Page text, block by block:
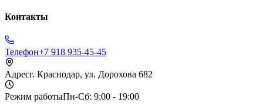
Контакты
Телефон+7 918 935-45-45
Адресг. Краснодар, ул. Дорохова 682
Режим работыПн-Сб: 9:00 - 19:00